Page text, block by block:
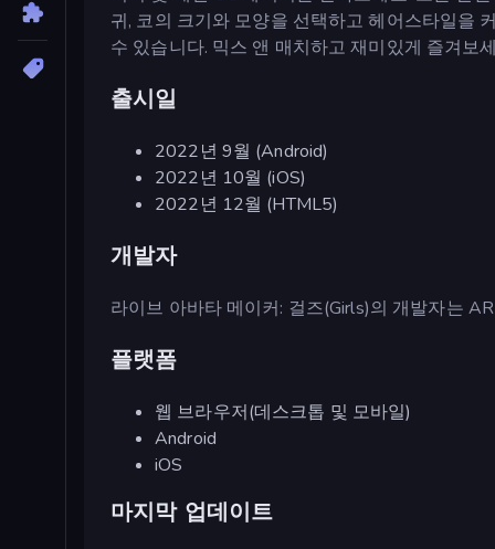
귀, 코의 크기와 모양을 선택하고 헤어스타일을
수 있습니다. 믹스 앤 매치하고 재미있게 즐겨보
출시일
2022년 9월 (Android)
2022년 10월 (iOS)
2022년 12월 (HTML5)
개발자
라이브 아바타 메이커: 걸즈(Girls)의 개발자는
플랫폼
웹 브라우저(데스크톱 및 모바일)
Android
iOS
마지막 업데이트